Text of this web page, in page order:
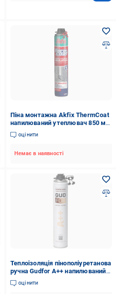
Піна монтажна Akfix ThermCoat
напилюваний утеплювач 850 мл
(29597554)
оцінити
Немає в наявності
Теплоізоляція пінополіуретанова
ручна Gudfor A++ напилюваний
пінополіуретан балон 850 мл
(ППУ)
оцінити